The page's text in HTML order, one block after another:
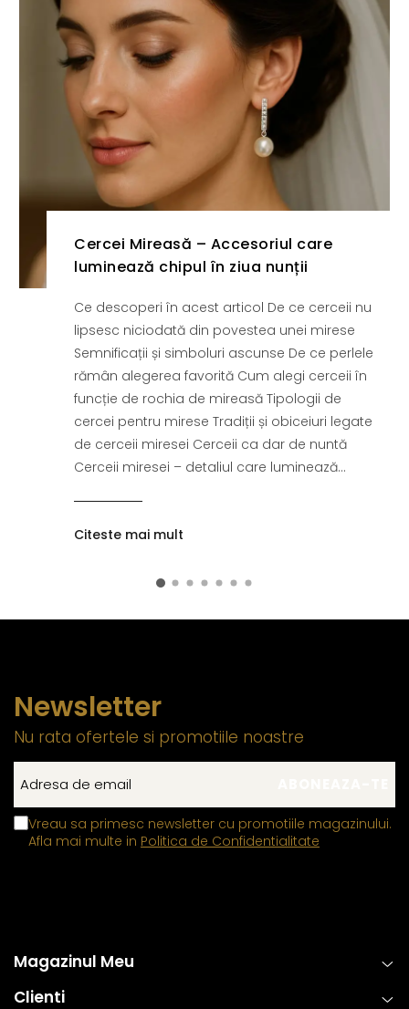
Cercei Mireasă – Accesoriul care
luminează chipul în ziua nunții
Ce descoperi în acest articol De ce cerceii nu
lipsesc niciodată din povestea unei mirese
Semnificații și simboluri ascunse De ce perlele
rămân alegerea favorită Cum alegi cerceii în
funcție de rochia de mireasă Tipologii de
cercei pentru mirese Tradiții și obiceiuri legate
de cerceii miresei Cerceii ca dar de nuntă
Cerceii miresei – detaliul care luminează...
Citeste mai mult
Newsletter
Nu rata ofertele si promotiile noastre
Vreau sa primesc newsletter cu promotiile magazinului.
Afla mai multe in Politica de Confidentialitate
Magazinul Meu
Clienti